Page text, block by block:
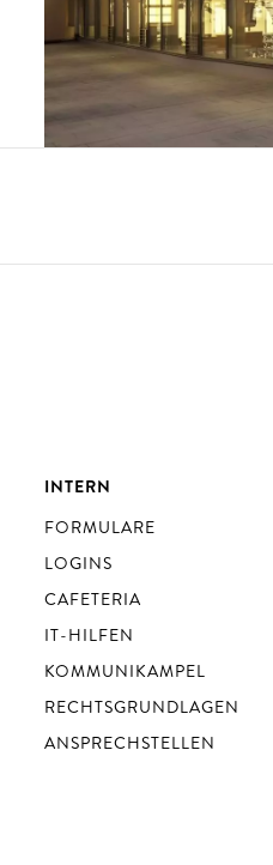
INTERN
FORMULARE
LOGINS
CAFETERIA
IT-HILFEN
KOMMUNIKAMPEL
RECHTSGRUNDLAGEN
ANSPRECHSTELLEN